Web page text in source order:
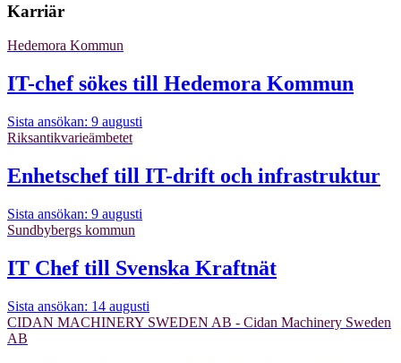
Karriär
Hedemora Kommun
IT-chef sökes till Hedemora Kommun
Sista ansökan: 9 augusti
Riksantikvarieämbetet
Enhetschef till IT-drift och infrastruktur
Sista ansökan: 9 augusti
Sundbybergs kommun
IT Chef till Svenska Kraftnät
Sista ansökan: 14 augusti
CIDAN MACHINERY SWEDEN AB - Cidan Machinery Sweden
AB